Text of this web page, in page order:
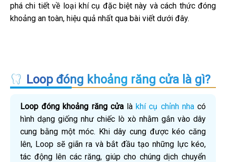
phá chi tiết về loại khí cụ đặc biệt này và cách thức đóng
khoảng an toàn, hiệu quả nhất qua bài viết dưới đây.
Loop đóng khoảng răng cửa là gì?
Loop đóng khoảng răng cửalàkhí cụ chỉnh nhacó
hình dạng giống như chiếc lò xò nhằm gắn vào dây
cung bằng một móc. Khi dây cung được kéo căng
lên, Loop sẽ giãn ra và bắt đầu tạo những lực kéo,
tác động lên các răng, giúp cho chúng dịch chuyển